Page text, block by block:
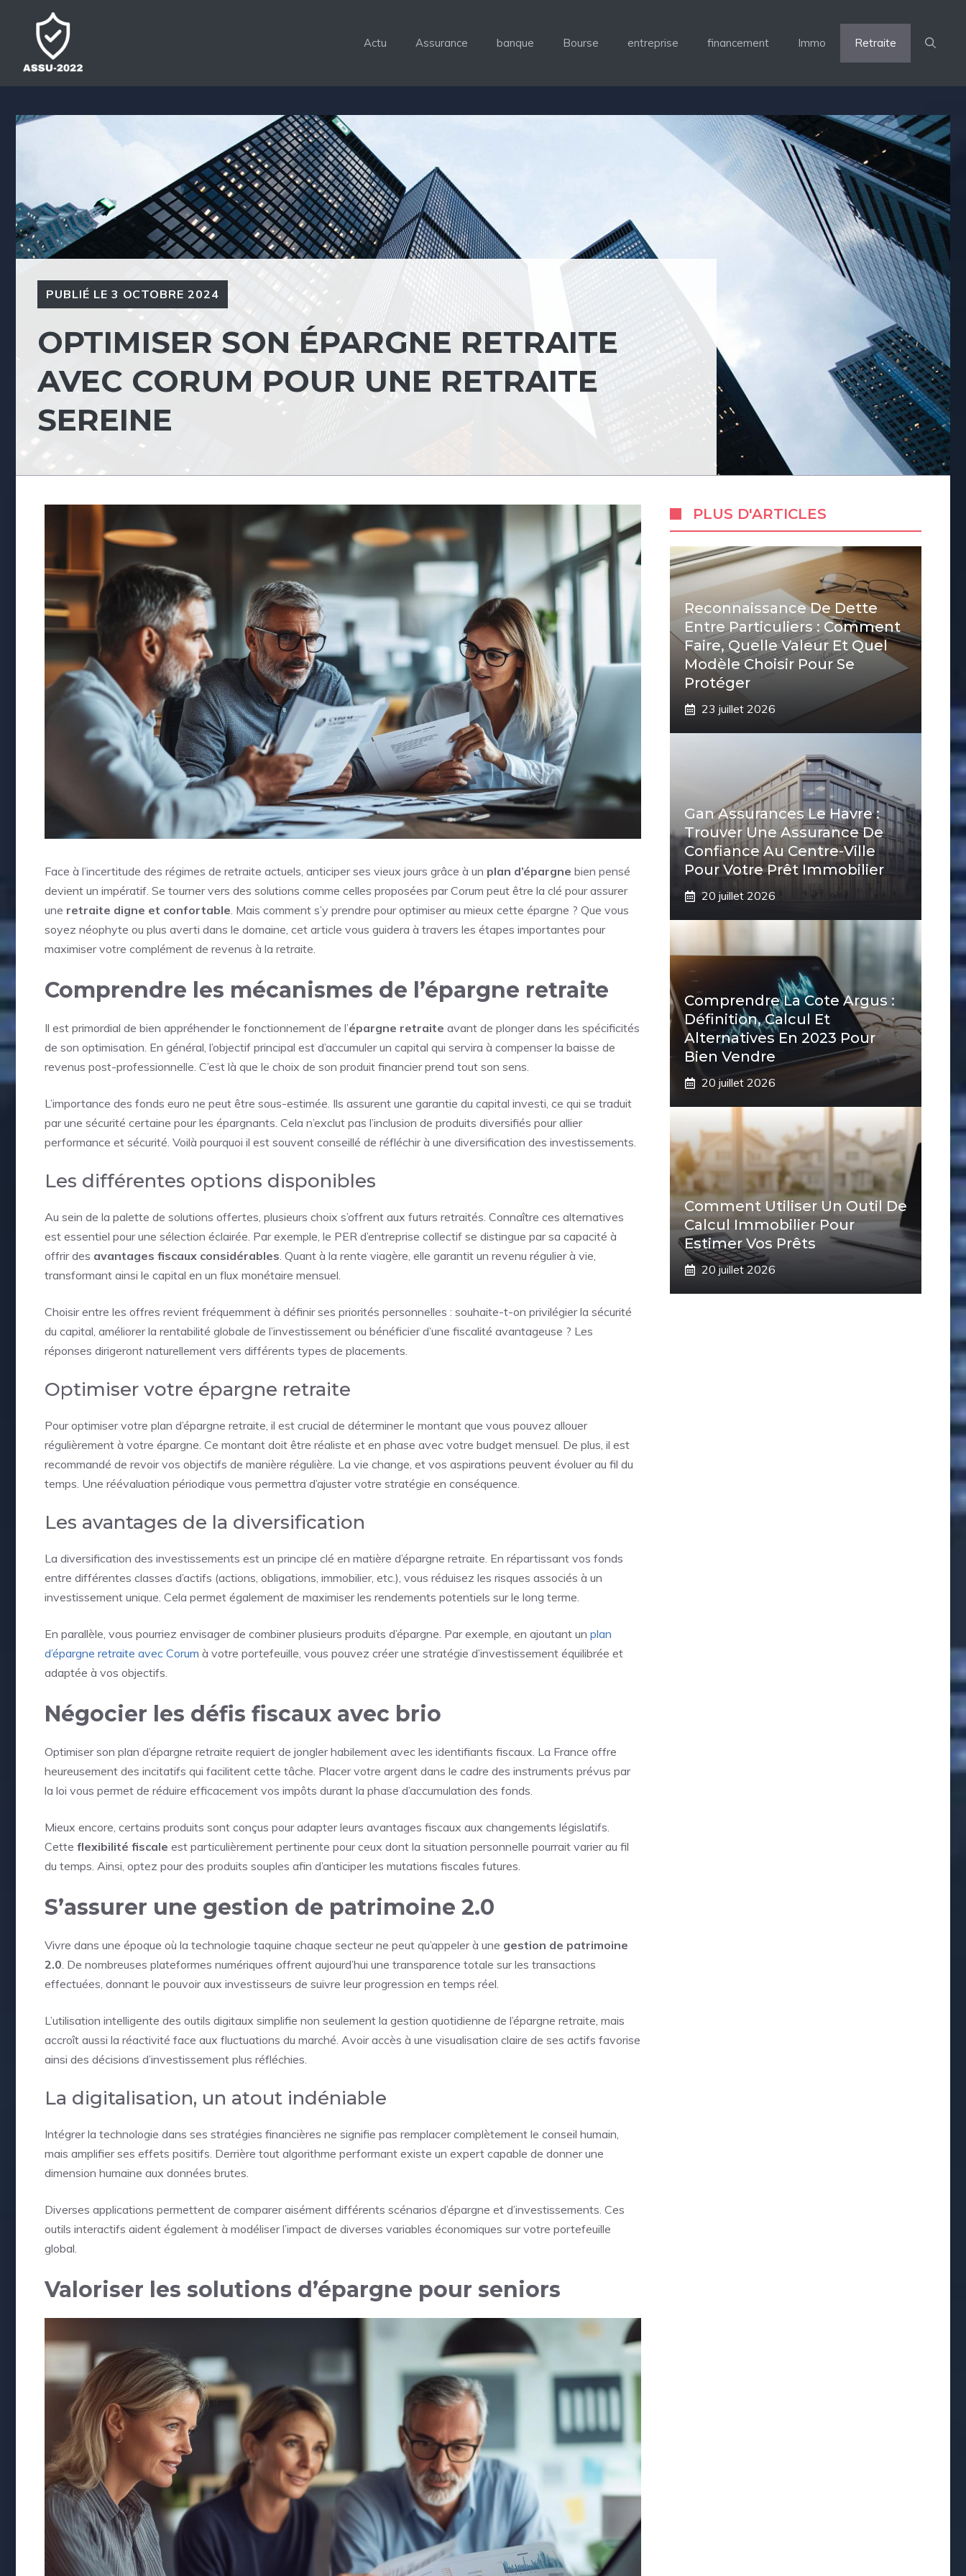
contenu
Actu Assurance banque Bourse entreprise financement Immo Retraite
PUBLIÉ LE 3 OCTOBRE 2024
OPTIMISER SON ÉPARGNE RETRAITE
AVEC CORUM POUR UNE RETRAITE
SEREINE
Face à l’incertitude des régimes de retraite actuels, anticiper ses vieux jours grâce à un plan d’épargne bien pensé
devient un impératif. Se tourner vers des solutions comme celles proposées par Corum peut être la clé pour assurer
une retraite digne et confortable . Mais comment s’y prendre pour optimiser au mieux cette épargne ? Que vous
soyez néophyte ou plus averti dans le domaine, cet article vous guidera à travers les étapes importantes pour
maximiser votre complément de revenus à la retraite.
Comprendre les mécanismes de l’épargne retraite
Il est primordial de bien appréhender le fonctionnement de l’épargne retraite avant de plonger dans les spécificités
de son optimisation. En général, l’objectif principal est d’accumuler un capital qui servira à compenser la baisse de
revenus post-professionnelle. C’est là que le choix de son produit financier prend tout son sens.
L’importance des fonds euro ne peut être sous-estimée. Ils assurent une garantie du capital investi, ce qui se traduit
par une sécurité certaine pour les épargnants. Cela n’exclut pas l’inclusion de produits diversifiés pour allier
performance et sécurité. Voilà pourquoi il est souvent conseillé de réfléchir à une diversification des investissements.
Les différentes options disponibles
Au sein de la palette de solutions offertes, plusieurs choix s’offrent aux futurs retraités. Connaître ces alternatives
est essentiel pour une sélection éclairée. Par exemple, le PER d’entreprise collectif se distingue par sa capacité à
offrir des avantages fiscaux considérables . Quant à la rente viagère, elle garantit un revenu régulier à vie,
transformant ainsi le capital en un flux monétaire mensuel.
Choisir entre les offres revient fréquemment à définir ses priorités personnelles : souhaite-t-on privilégier la sécurité
du capital, améliorer la rentabilité globale de l’investissement ou bénéficier d’une fiscalité avantageuse ? Les
réponses dirigeront naturellement vers différents types de placements.
Optimiser votre épargne retraite
Pour optimiser votre plan d’épargne retraite, il est crucial de déterminer le montant que vous pouvez allouer
régulièrement à votre épargne. Ce montant doit être réaliste et en phase avec votre budget mensuel. De plus, il est
recommandé de revoir vos objectifs de manière régulière. La vie change, et vos aspirations peuvent évoluer au fil du
temps. Une réévaluation périodique vous permettra d’ajuster votre stratégie en conséquence.
Les avantages de la diversification
La diversification des investissements est un principe clé en matière d’épargne retraite. En répartissant vos fonds
entre différentes classes d’actifs (actions, obligations, immobilier, etc.), vous réduisez les risques associés à un
investissement unique. Cela permet également de maximiser les rendements potentiels sur le long terme.
En parallèle, vous pourriez envisager de combiner plusieurs produits d’épargne. Par exemple, en ajoutant un plan
d’épargne retraite avec Corum à votre portefeuille, vous pouvez créer une stratégie d’investissement équilibrée et
adaptée à vos objectifs.
Négocier les défis fiscaux avec brio
Optimiser son plan d’épargne retraite requiert de jongler habilement avec les identifiants fiscaux. La France offre
heureusement des incitatifs qui facilitent cette tâche. Placer votre argent dans le cadre des instruments prévus par
la loi vous permet de réduire efficacement vos impôts durant la phase d’accumulation des fonds.
Mieux encore, certains produits sont conçus pour adapter leurs avantages fiscaux aux changements législatifs.
Cette flexibilité fiscale est particulièrement pertinente pour ceux dont la situation personnelle pourrait varier au fil
du temps. Ainsi, optez pour des produits souples afin d’anticiper les mutations fiscales futures.
S’assurer une gestion de patrimoine 2.0
Vivre dans une époque où la technologie taquine chaque secteur ne peut qu’appeler à une gestion de patrimoine
2.0 . De nombreuses plateformes numériques offrent aujourd’hui une transparence totale sur les transactions
effectuées, donnant le pouvoir aux investisseurs de suivre leur progression en temps réel.
L’utilisation intelligente des outils digitaux simplifie non seulement la gestion quotidienne de l’épargne retraite, mais
accroît aussi la réactivité face aux fluctuations du marché. Avoir accès à une visualisation claire de ses actifs favorise
ainsi des décisions d’investissement plus réfléchies.
La digitalisation, un atout indéniable
Intégrer la technologie dans ses stratégies financières ne signifie pas remplacer complètement le conseil humain,
mais amplifier ses effets positifs. Derrière tout algorithme performant existe un expert capable de donner une
dimension humaine aux données brutes.
Diverses applications permettent de comparer aisément différents scénarios d’épargne et d’investissements. Ces
outils interactifs aident également à modéliser l’impact de diverses variables économiques sur votre portefeuille
global.
Valoriser les solutions d’épargne pour seniors
PLUS D'ARTICLES
Reconnaissance De Dette
Entre Particuliers : Comment
Faire, Quelle Valeur Et Quel
Modèle Choisir Pour Se
Protéger
23 juillet 2026
Gan Assurances Le Havre :
Trouver Une Assurance De
Confiance Au Centre-Ville
Pour Votre Prêt Immobilier
20 juillet 2026
Comprendre La Cote Argus :
Définition, Calcul Et
Alternatives En 2023 Pour
Bien Vendre
20 juillet 2026
Comment Utiliser Un Outil De
Calcul Immobilier Pour
Estimer Vos Prêts
20 juillet 2026